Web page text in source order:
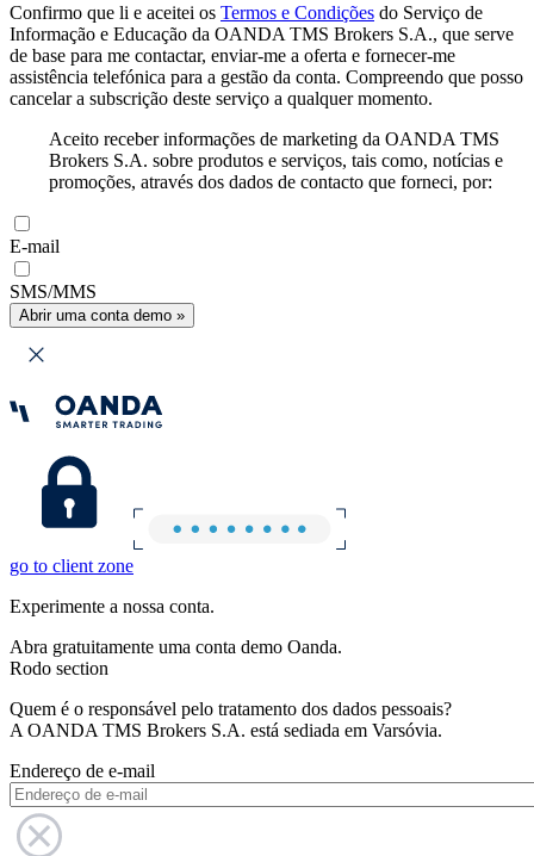
Confirmo que li e aceitei os Termos e Condições do Serviço de
Informação e Educação da OANDA TMS Brokers S.A., que serve
de base para me contactar, enviar-me a oferta e fornecer-me
assistência telefónica para a gestão da conta. Compreendo que posso
cancelar a subscrição deste serviço a qualquer momento.
Aceito receber informações de marketing da OANDA TMS
Brokers S.A. sobre produtos e serviços, tais como, notícias e
promoções, através dos dados de contacto que forneci, por:
E-mail
SMS/MMS
Abrir uma conta demo »
go to client zone
Experimente a nossa conta.
Abra gratuitamente uma conta demo Oanda.
Rodo section
Quem é o responsável pelo tratamento dos dados pessoais?
A OANDA TMS Brokers S.A. está sediada em Varsóvia.
Endereço de e-mail